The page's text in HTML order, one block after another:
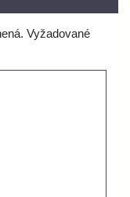
Vyžadované